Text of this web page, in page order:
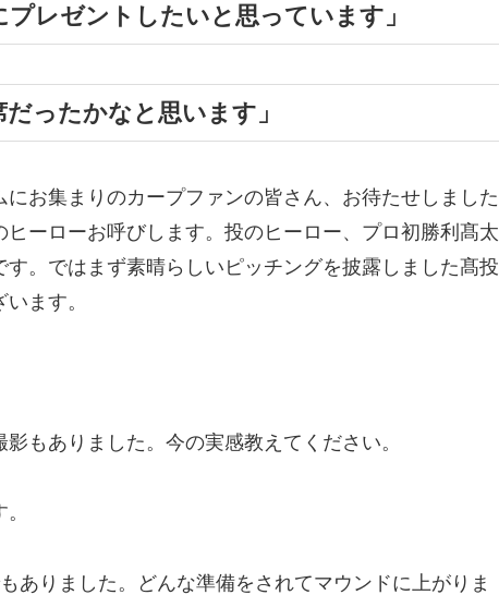
レゼントしたいと思っています」
ったかなと思います」
お集まりのカープファンの皆さん、お待たせしました
ーローお呼びします。投のヒーロー、プロ初勝利髙太
。ではまず素晴らしいピッチングを披露しました髙投
ます。
もありました。今の実感教えてください。
ありました。どんな準備をされてマウンドに上がりま